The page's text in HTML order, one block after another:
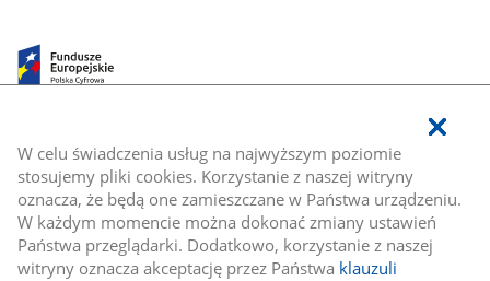
W celu świadczenia usług na najwyższym poziomie
stosujemy pliki cookies. Korzystanie z naszej witryny
oznacza, że będą one zamieszczane w Państwa urządzeniu.
W każdym momencie można dokonać zmiany ustawień
Państwa przeglądarki. Dodatkowo, korzystanie z naszej
witryny oznacza akceptację przez Państwa klauzuli